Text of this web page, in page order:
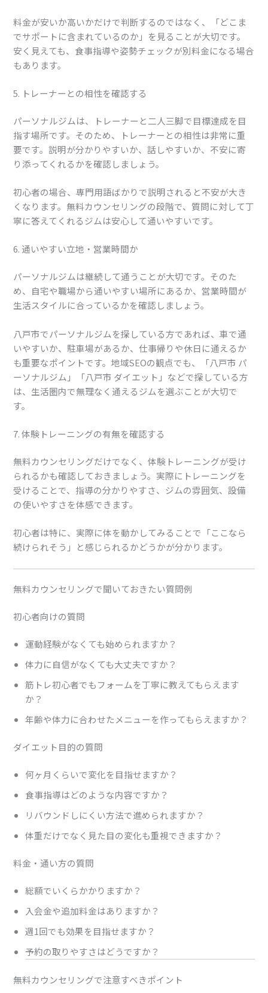
料金が安いか高いかだけで判断するのではなく、「どこま
でサポートに含まれているのか」を見ることが大切です。
安く見えても、食事指導や姿勢チェックが別料金になる場合
もあります。
5. トレーナーとの相性を確認する
パーソナルジムは、トレーナーと二人三脚で目標達成を目
指す場所です。そのため、トレーナーとの相性は非常に重
要です。説明が分かりやすいか、話しやすいか、不安に寄
り添ってくれるかを確認しましょう。
初心者の場合、専門用語ばかりで説明されると不安が大き
くなります。無料カウンセリングの段階で、質問に対して丁
寧に答えてくれるジムは安心して通いやすいです。
6. 通いやすい立地・営業時間か
パーソナルジムは継続して通うことが大切です。そのた
め、自宅や職場から通いやすい場所にあるか、営業時間が
生活スタイルに合っているかを確認しましょう。
八戸市でパーソナルジムを探している方であれば、車で通
いやすいか、駐車場があるか、仕事帰りや休日に通えるか
も重要なポイントです。地域SEOの観点でも、「八戸市 パ
ーソナルジム」「八戸市 ダイエット」などで探している方
は、生活圏内で無理なく通えるジムを選ぶことが大切で
す。
7. 体験トレーニングの有無を確認する
無料カウンセリングだけでなく、体験トレーニングが受け
られるかも確認しておきましょう。実際にトレーニングを
受けることで、指導の分かりやすさ、ジムの雰囲気、設備
の使いやすさを体感できます。
初心者は特に、実際に体を動かしてみることで「ここなら
続けられそう」と感じられるかどうかが分かります。
無料カウンセリングで聞いておきたい質問例
初心者向けの質問
運動経験がなくても始められますか？
体力に自信がなくても大丈夫ですか？
筋トレ初心者でもフォームを丁寧に教えてもらえます
か？
年齢や体力に合わせたメニューを作ってもらえますか？
ダイエット目的の質問
何ヶ月くらいで変化を目指せますか？
食事指導はどのような内容ですか？
リバウンドしにくい方法で進められますか？
体重だけでなく見た目の変化も重視できますか？
料金・通い方の質問
総額でいくらかかりますか？
入会金や追加料金はありますか？
週1回でも効果を目指せますか？
予約の取りやすさはどうですか？
無料カウンセリングで注意すべきポイント